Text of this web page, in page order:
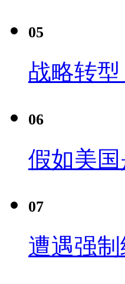
05
战略转
06
假如美
07
遭遇强